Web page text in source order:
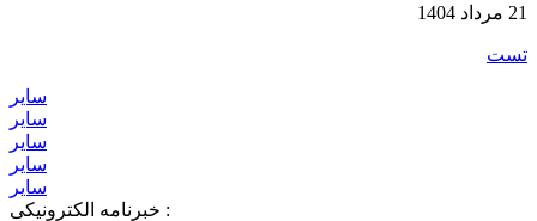
21 مرداد 1404
تست
سایر
سایر
سایر
سایر
سایر
خبرنامه الکترونیکی :